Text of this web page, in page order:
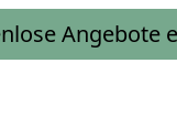
Angebote